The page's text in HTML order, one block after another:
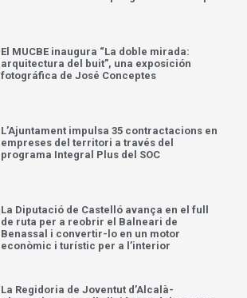
El MUCBE inaugura “La doble mirada:
arquitectura del buit”, una exposición
fotográfica de José Conceptes
L’Ajuntament impulsa 35 contractacions en
empreses del territori a través del
programa Integral Plus del SOC
La Diputació de Castelló avança en el full
de ruta per a reobrir el Balneari de
Benassal i convertir-lo en un motor
econòmic i turístic per a l’interior
La Regidoria de Joventut d’Alcalà-